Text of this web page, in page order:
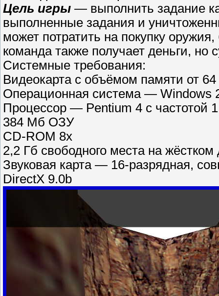
Цель игры — выполнить задание
выполненные задания и
может потратить на покупку
команда также получает деньги,
Системные требования:
Видеокарта с объёмом памяти от
Операционная система — Windows
Процессор — Pentium 4 с частотой
384 Мб ОЗУ
CD-ROM 8x
2,2 Гб свободного места на жёстком
Звуковая карта — 16-разрядная,
DirectX 9.0b